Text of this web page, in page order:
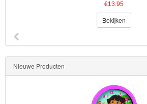
€13.95
Bekijken
Nieuwe Producten